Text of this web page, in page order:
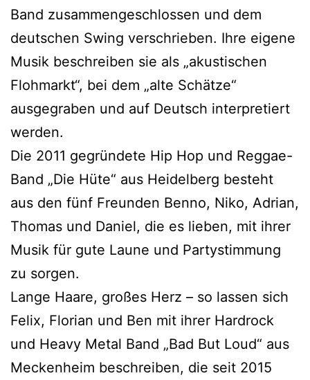
Band zusammengeschlossen und dem
deutschen Swing verschrieben. Ihre eigene
Musik beschreiben sie als „akustischen
Flohmarkt“, bei dem „alte Schätze“
ausgegraben und auf Deutsch interpretiert
werden.
Die 2011 gegründete Hip Hop und Reggae-
Band „Die Hüte“ aus Heidelberg besteht
aus den fünf Freunden Benno, Niko, Adrian,
Thomas und Daniel, die es lieben, mit ihrer
Musik für gute Laune und Partystimmung
zu sorgen.
Lange Haare, großes Herz – so lassen sich
Felix, Florian und Ben mit ihrer Hardrock
und Heavy Metal Band „Bad But Loud“ aus
Meckenheim beschreiben, die seit 2015